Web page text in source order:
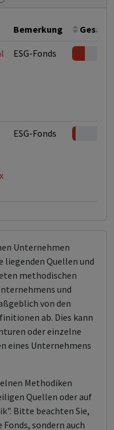
Bemerkung
ESG-Fonds
ESG-Fonds
Unternehmen
liegenden Quellen und
methodischen
und
von den
ab. Dies kann
oder einzelne
eines Unternehmens
Methodiken
Quellen oder auf
Bitte beachten Sie,
sondern auch